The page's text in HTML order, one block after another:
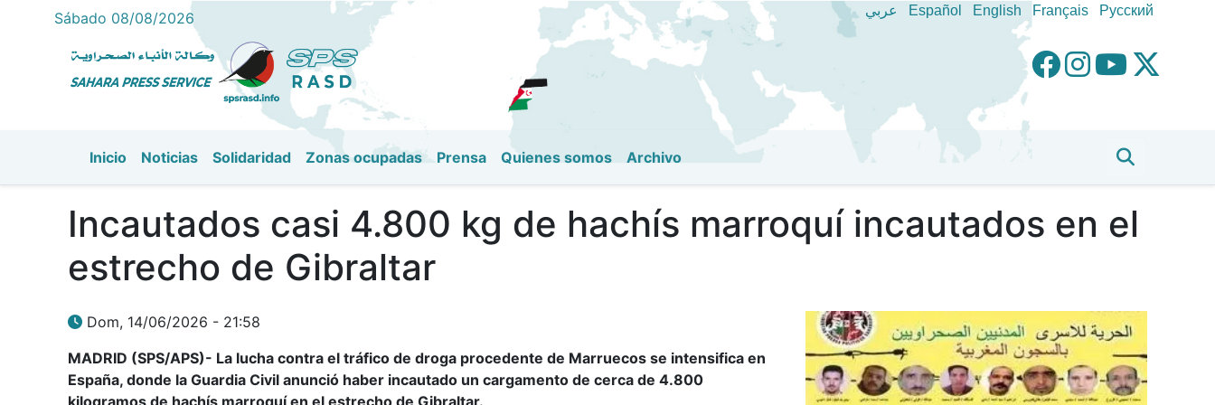
Pasar
al
contenido
Sábado 08/08/2026 عربي Español English Français Pусский
Inicio Noticias Solidaridad Zonas ocupadas Prensa Quienes somos Archivo
Incautados casi 4.800 kg de hachís marroquí incautados en el
estrecho de Gibraltar
Dom, 14/06/2026 - 21:58
MADRID (SPS/APS)- La lucha contra el tráfico de droga procedente de Marruecos se intensifica en
España, donde la Guardia Civil anunció haber incautado un cargamento de cerca de 4.800
kilogramos de hachís marroquí en el estrecho de Gibraltar.